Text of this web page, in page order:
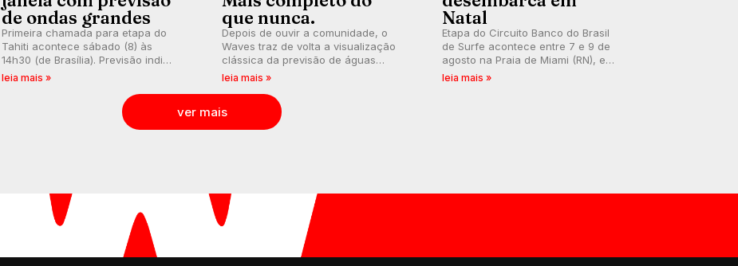
de ondas grandes
Primeira chamada para etapa do
Tahiti acontece sábado (8) às
14h30 (de Brasília). Previsão indica
swell consistente. Medina
divulga baterias, com Kelly Slater
leia mais »
que nunca.
Depois de ouvir a comunidade, o
Waves traz de volta a visualização
clássica da previsão de águas
rasas, agora integrada à nova
ondas para até 16 dias.
leia mais »
Natal
Etapa do Circuito Banco do Brasil
de Surfe acontece entre 7 e 9 de
agosto na Praia de Miami (RN), em
disputas válidas pelo Qualifying
leia mais »
ver mais